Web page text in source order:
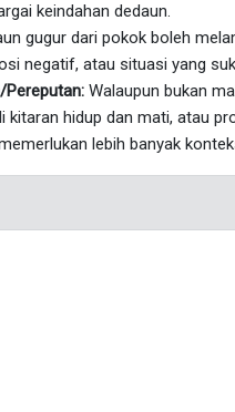
keindahan dedaun.
gugur dari pokok boleh
negatif, atau situasi yang
Pereputan: Walaupun bukan
kitaran hidup dan mati, atau
lebih banyak